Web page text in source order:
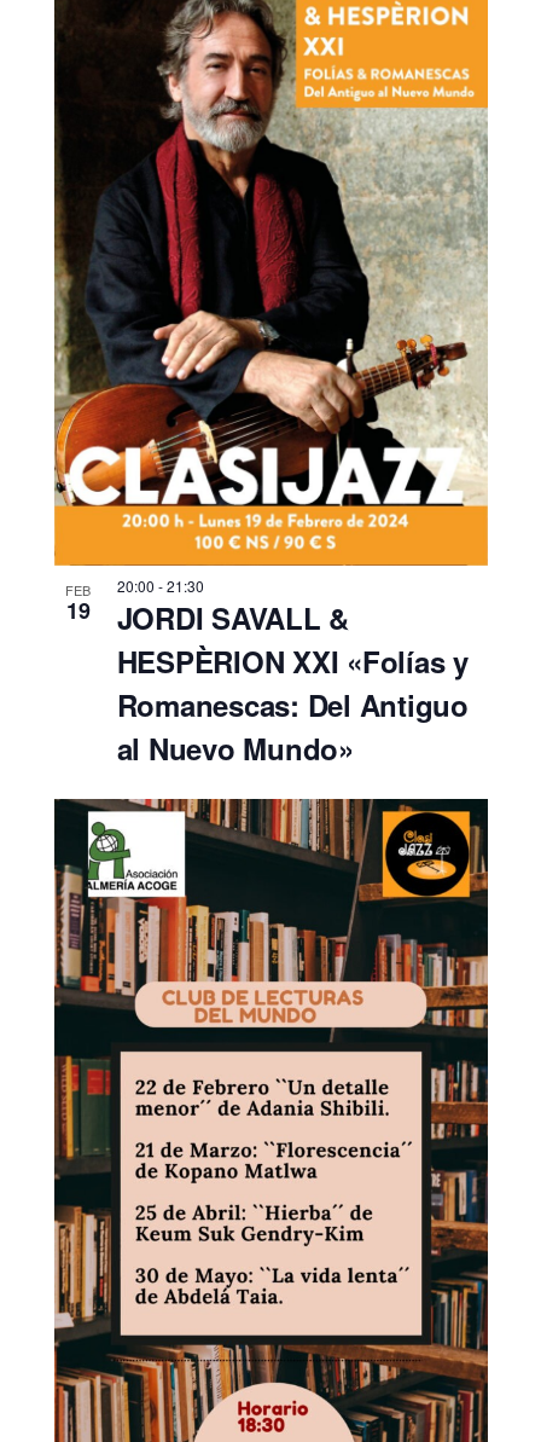
FEB
19
20:00 -21:30
JORDI SAVALL &
HESPÈRION XXI «Folías y
Romanescas: Del Antiguo
al Nuevo Mundo»